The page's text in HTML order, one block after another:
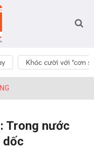
Khóc cười với “cơn
Trong nước
dốc